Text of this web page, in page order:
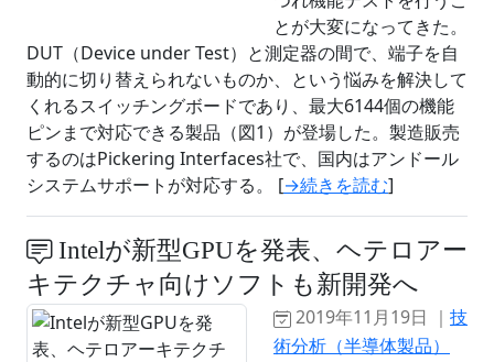
とが大変になってきた。
DUT（Device under Test）と測定器の間で、端子を自
動的に切り替えられないものか、という悩みを解決して
くれるスイッチングボードであり、最大6144個の機能
ピンまで対応できる製品（図1）が登場した。製造販売
するのはPickering Interfaces社で、国内はアンドール
システムサポートが対応する。 [→続きを読む]
Intelが新型GPUを発表、ヘテロアー
キテクチャ向けソフトも新開発へ
2019年11月19日 ｜ 技
術分析（半導体製品）